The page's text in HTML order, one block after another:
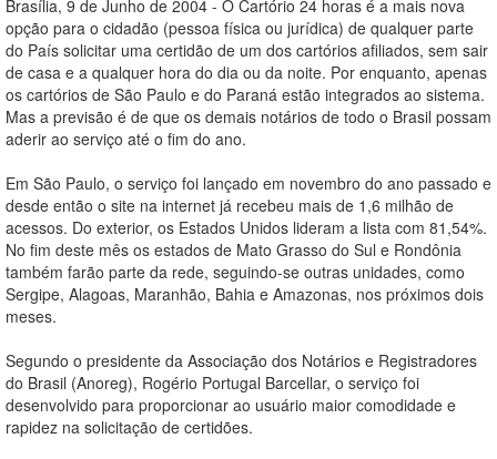
Brasília, 9 de Junho de 2004 - O Cartório 24 horas é a mais nova
opção para o cidadão (pessoa física ou jurídica) de qualquer parte
do País solicitar uma certidão de um dos cartórios afiliados, sem sair
de casa e a qualquer hora do dia ou da noite. Por enquanto, apenas
os cartórios de São Paulo e do Paraná estão integrados ao sistema.
Mas a previsão é de que os demais notários de todo o Brasil possam
aderir ao serviço até o fim do ano.
Em São Paulo, o serviço foi lançado em novembro do ano passado e
desde então o site na internet já recebeu mais de 1,6 milhão de
acessos. Do exterior, os Estados Unidos lideram a lista com 81,54%.
No fim deste mês os estados de Mato Grasso do Sul e Rondônia
também farão parte da rede, seguindo-se outras unidades, como
Sergipe, Alagoas, Maranhão, Bahia e Amazonas, nos próximos dois
meses.
Segundo o presidente da Associação dos Notários e Registradores
do Brasil (Anoreg), Rogério Portugal Barcellar, o serviço foi
desenvolvido para proporcionar ao usuário maior comodidade e
rapidez na solicitação de certidões.